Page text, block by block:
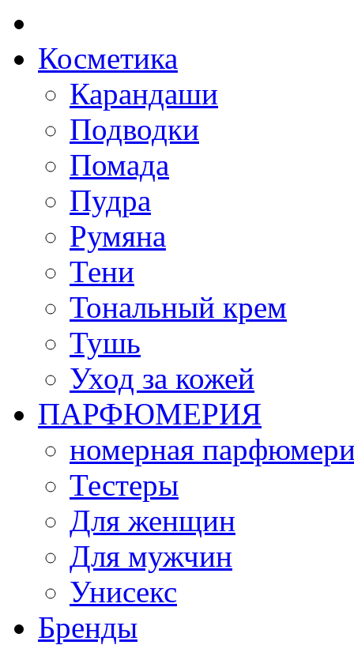
Косметика
Карандаши
Подводки
Помада
Пудра
Румяна
Тени
Тональный крем
Тушь
Уход за кожей
ПАРФЮМЕРИЯ
номерная
Тестеры
Для женщин
Для мужчин
Унисекс
Бренды